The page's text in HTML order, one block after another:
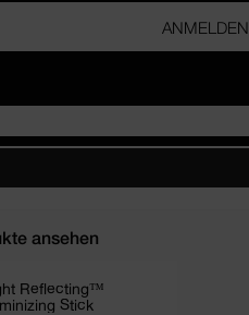
ANMELDEN
ansehen
Reflecting™
Stick